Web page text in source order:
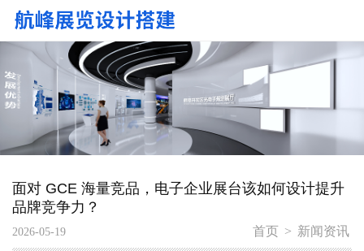
面对 GCE 海量竞品，电子企业展台该如何设计提升
品牌竞争力？
2026-05-19 首页 > 新闻资讯